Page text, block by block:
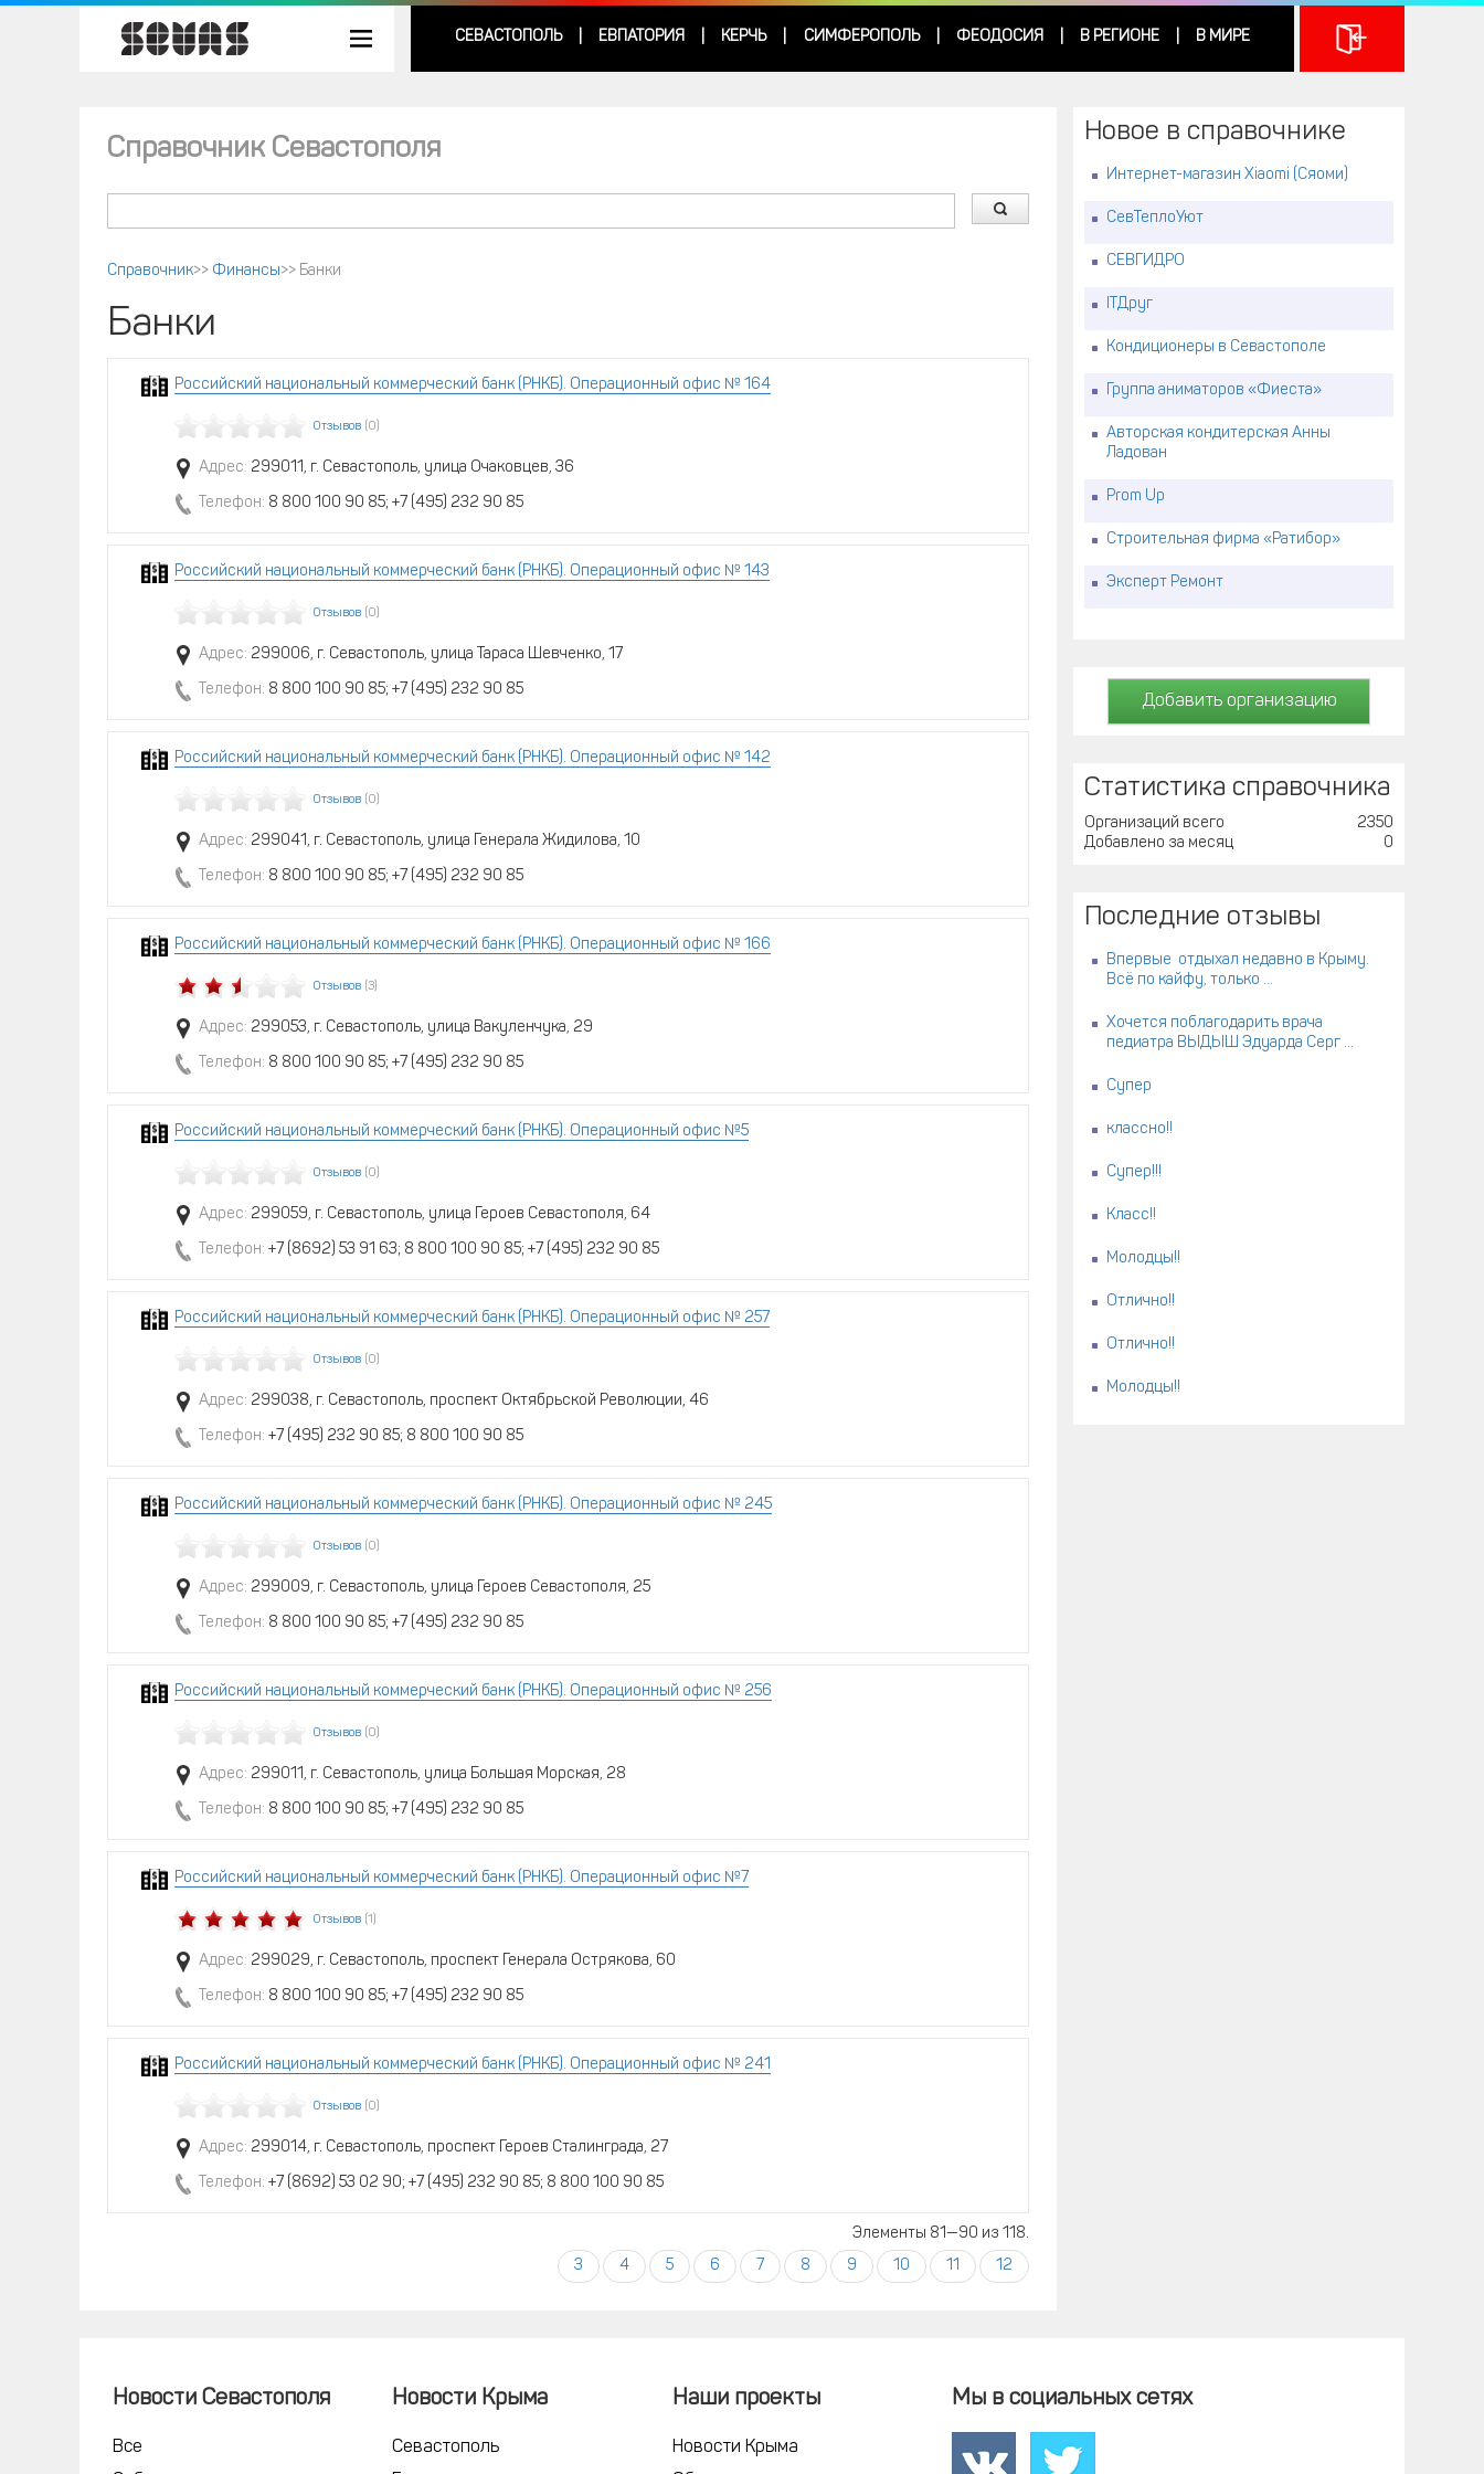
СЕВАСТОПОЛЬ ЕВПАТОРИЯ КЕРЧЬ СИМФЕРОПОЛЬ ФЕОДОСИЯ В РЕГИОНЕ В МИРЕ
Справочник Севастополя
Справочник>> Финансы>> Банки
Банки
Российский национальный коммерческий банк (РНКБ). Операционный офис № 164
Отзывов (0)
Адрес: 299011, г. Севастополь, улица Очаковцев, 36
Телефон: 8 800 100 90 85; +7 (495) 232 90 85
Российский национальный коммерческий банк (РНКБ). Операционный офис № 143
Отзывов (0)
Адрес: 299006, г. Севастополь, улица Тараса Шевченко, 17
Телефон: 8 800 100 90 85; +7 (495) 232 90 85
Российский национальный коммерческий банк (РНКБ). Операционный офис № 142
Отзывов (0)
Адрес: 299041, г. Севастополь, улица Генерала Жидилова, 10
Телефон: 8 800 100 90 85; +7 (495) 232 90 85
Российский национальный коммерческий банк (РНКБ). Операционный офис № 166
Отзывов (3)
Адрес: 299053, г. Севастополь, улица Вакуленчука, 29
Телефон: 8 800 100 90 85; +7 (495) 232 90 85
Российский национальный коммерческий банк (РНКБ). Операционный офис №5
Отзывов (0)
Адрес: 299059, г. Севастополь, улица Героев Севастополя, 64
Телефон: +7 (8692) 53 91 63; 8 800 100 90 85; +7 (495) 232 90 85
Российский национальный коммерческий банк (РНКБ). Операционный офис № 257
Отзывов (0)
Адрес: 299038, г. Севастополь, проспект Октябрьской Революции, 46
Телефон: +7 (495) 232 90 85; 8 800 100 90 85
Российский национальный коммерческий банк (РНКБ). Операционный офис № 245
Отзывов (0)
Адрес: 299009, г. Севастополь, улица Героев Севастополя, 25
Телефон: 8 800 100 90 85; +7 (495) 232 90 85
Российский национальный коммерческий банк (РНКБ). Операционный офис № 256
Отзывов (0)
Адрес: 299011, г. Севастополь, улица Большая Морская, 28
Телефон: 8 800 100 90 85; +7 (495) 232 90 85
Российский национальный коммерческий банк (РНКБ). Операционный офис №7
Отзывов (1)
Адрес: 299029, г. Севастополь, проспект Генерала Острякова, 60
Телефон: 8 800 100 90 85; +7 (495) 232 90 85
Российский национальный коммерческий банк (РНКБ). Операционный офис № 241
Отзывов (0)
Адрес: 299014, г. Севастополь, проспект Героев Сталинграда, 27
Телефон: +7 (8692) 53 02 90; +7 (495) 232 90 85; 8 800 100 90 85
Элементы 81—90 из 118.
3
4 5 6 7 8 9 10 11 12
Новое в справочнике
Интернет-магазин Xiaomi (Сяоми)
СевТеплоУют
СЕВГИДРО
ITДруг
Кондиционеры в Севастополе
Группа аниматоров «Фиеста»
Авторская кондитерская Анны
Ладован
Prom Up
Строительная фирма «Ратибор»
Эксперт Ремонт
Добавить организацию
Статистика справочника
2350
Организаций всего
0
Добавлено за месяц
Последние отзывы
Впервые отдыхал недавно в Крыму.
Всё по кайфу, только ...
Хочется поблагодарить врача
педиатра ВЫДЫШ Эдуарда Серг ...
Супер
классно!!
Супер!!!
Класс!!
Молодцы!!
Отлично!!
Отлично!!
Молодцы!!
Новости Севастополя
Все
Новости Крыма
Севастополь
Наши проекты
Новости Крыма
Мы в социальных сетях